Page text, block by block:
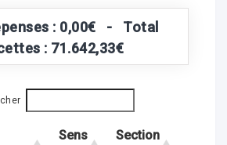
: 0,00€ - Total
: 71.642,33€
Sens
Section